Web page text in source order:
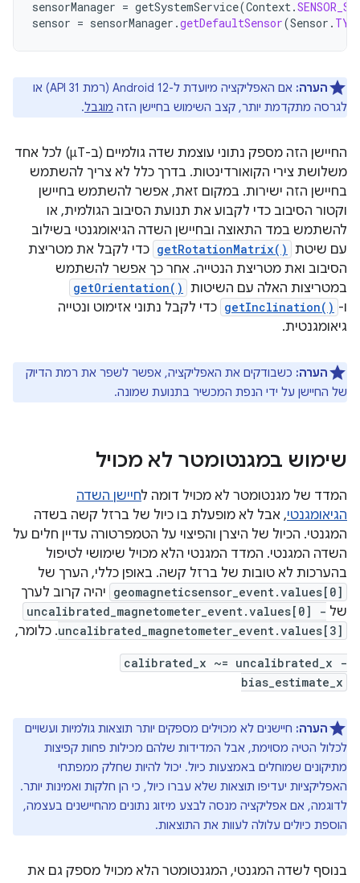
sensorManager = getSystemService(Context.
sensor = sensorManager .getDefaultSensor(Sensor .
הערה:
אם האפליקציה מיועדת ל-Android 12 (רמת API 31) או
לגרסה מתקדמת יותר, קצב השימוש בחיישן הזה מוגבל.
החיישן הזה מספק נתוני עוצמת שדה גולמיים (ב-μT) לכל אחד
משלושת צירי הקואורדינטות. בדרך כלל לא צריך להשתמש
בחיישן הזה ישירות. במקום זאת, אפשר להשתמש בחיישן
וקטור הסיבוב כדי לקבוע את תנועת הסיבוב הגולמית, או
להשתמש במד התאוצה ובחיישן השדה הגיאומגנטי בשילוב
עם שיטת getRotationMatrix() כדי לקבל את מטריצת
הסיבוב ואת מטריצת הנטייה. אחר כך אפשר להשתמש
במטריצות האלה עם השיטות getOrientation()
ו- getInclination() כדי לקבל נתוני אזימוט ונטייה
גיאומגנטית.
הערה: כשבודקים את האפליקציה, אפשר לשפר את רמת הדיוק
של החיישן על ידי הנפת המכשיר בתנועת שמונה.
שימוש במגנטומטר לא מכויל
המדד של מגנטומטר לא מכויל דומה לחיישן השדה
הגיאומגנטי, אבל לא מופעלת בו כיול של ברזל קשה בשדה
המגנטי. הכיול של היצרן והפיצוי על הטמפרטורה עדיין חלים על
השדה המגנטי. המדד המגנטי הלא מכויל שימושי לטיפול
בהערכות לא טובות של ברזל קשה. באופן כללי, הערך של
geomagneticsensor_event.values[0] יהיה קרוב לערך
של uncalibrated_magnetometer_event.values[0] -
uncalibrated_magnetometer_event.values[3]. כלומר,
calibrated_x ~= uncalibrated_x -
bias_estimate_x
הערה: חיישנים לא מכוילים מספקים יותר תוצאות גולמיות ועשויים
לכלול הטיה מסוימת, אבל המדידות שלהם מכילות פחות קפיצות
מתיקונים שמוחלים באמצעות כיול. יכול להיות שחלק ממפתחי
האפליקציות יעדיפו תוצאות שלא עברו כיול, כי הן חלקות ואמינות יותר.
לדוגמה, אם אפליקציה מנסה לבצע מיזוג נתונים מהחיישנים בעצמה,
הוספת כיולים עלולה לעוות את התוצאות.
בנוסף לשדה המגנטי, המגנטומטר הלא מכויל מספק גם את